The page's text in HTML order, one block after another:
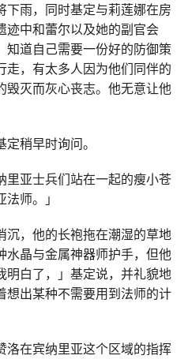
下雨，同时基定与莉莲娜在房
迹中和蕾尔以及她的副官会
知道自己需要一份好的防御策
走，有太多人因为他们同伴的
毁灭而灰心丧志。他无意让他
稍早时询问。
里亚士兵们站在一起的瘦小苍
师。」
沉，他的长袍拖在潮湿的草地
水晶与金属神器师护手，但他
明白了，」基定说，并礼貌地
想出某种不需要用到法师的计
洛在宾纳里亚这个区域的指挥